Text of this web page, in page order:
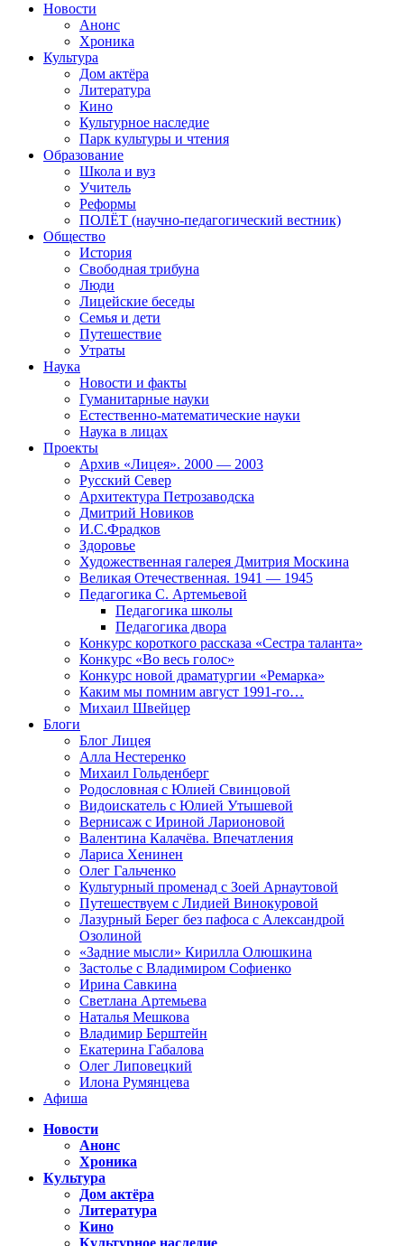
Новости
Анонс
Хроника
Культура
Дом актёра
Литература
Кино
Культурное наследие
Парк культуры и чтения
Образование
Школа и вуз
Учитель
Реформы
ПОЛЁТ (научно-педагогический вестник)
Общество
История
Свободная трибуна
Люди
Лицейские беседы
Семья и дети
Путешествие
Утраты
Наука
Новости и факты
Гуманитарные науки
Естественно-математические науки
Наука в лицах
Проекты
Архив «Лицея». 2000 — 2003
Русский Север
Архитектура Петрозаводска
Дмитрий Новиков
И.С.Фрадков
Здоровье
Художественная галерея Дмитрия Москина
Великая Отечественная. 1941 — 1945
Педагогика С. Артемьевой
Педагогика школы
Педагогика двора
Конкурс короткого рассказа «Сестра таланта»
Конкурс «Во весь голос»
Конкурс новой драматургии «Ремарка»
Каким мы помним август 1991-го…
Михаил Швейцер
Блоги
Блог Лицея
Алла Нестеренко
Михаил Гольденберг
Родословная с Юлией Свинцовой
Видоискатель с Юлией Утышевой
Вернисаж с Ириной Ларионовой
Валентина Калачёва. Впечатления
Лариса Хенинен
Олег Гальченко
Культурный променад с Зоей Арнаутовой
Путешествуем с Лидией Винокуровой
Лазурный Берег без пафоса с Александрой
Озолиной
«Задние мысли» Кирилла Олюшкина
Застолье с Владимиром Софиенко
Ирина Савкина
Светлана Артемьева
Наталья Мешкова
Владимир Берштейн
Екатерина Габалова
Олег Липовецкий
Илона Румянцева
Афиша
Новости
Анонс
Хроника
Культура
Дом актёра
Литература
Кино